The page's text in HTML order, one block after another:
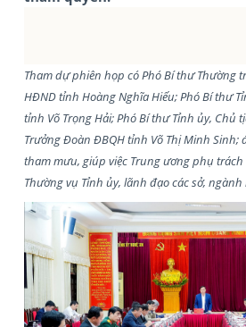
Tham dự phiên họp có Phó Bí thư Thường
HĐND tỉnh Hoàng Nghĩa Hiếu; Phó Bí thư
tỉnh Võ Trọng Hải; Phó Bí thư Tỉnh ủy, Chủ
Trưởng Đoàn ĐBQH tỉnh Võ Thị Minh Sinh;
tham mưu, giúp việc Trung ương phụ trách
Thường vụ Tỉnh ủy, lãnh đạo các sở,